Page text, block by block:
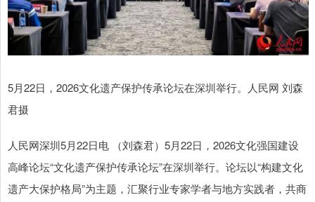
5月22日，2026文化遗产保护传承论坛在深圳举行。人民网 刘森
君摄
人民网深圳5月22日电 （刘森君）5月22日，2026文化强国建设
高峰论坛“文化遗产保护传承论坛”在深圳举行。论坛以“构建文化
遗产大保护格局”为主题，汇聚行业专家学者与地方实践者，共商